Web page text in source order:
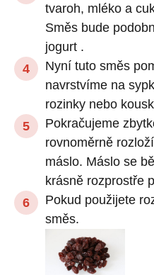
tvaroh, mléko a
Směs bude
jogurt .
Nyní tuto směs
navrstvíme na
rozinky nebo
Pokračujeme
rovnoměrně
máslo. Máslo se
krásně rozprostře
Pokud použijete
směs.